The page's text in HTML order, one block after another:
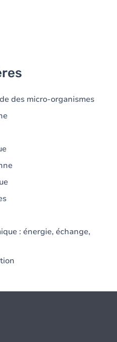
des micro-organismes
: énergie, échange,